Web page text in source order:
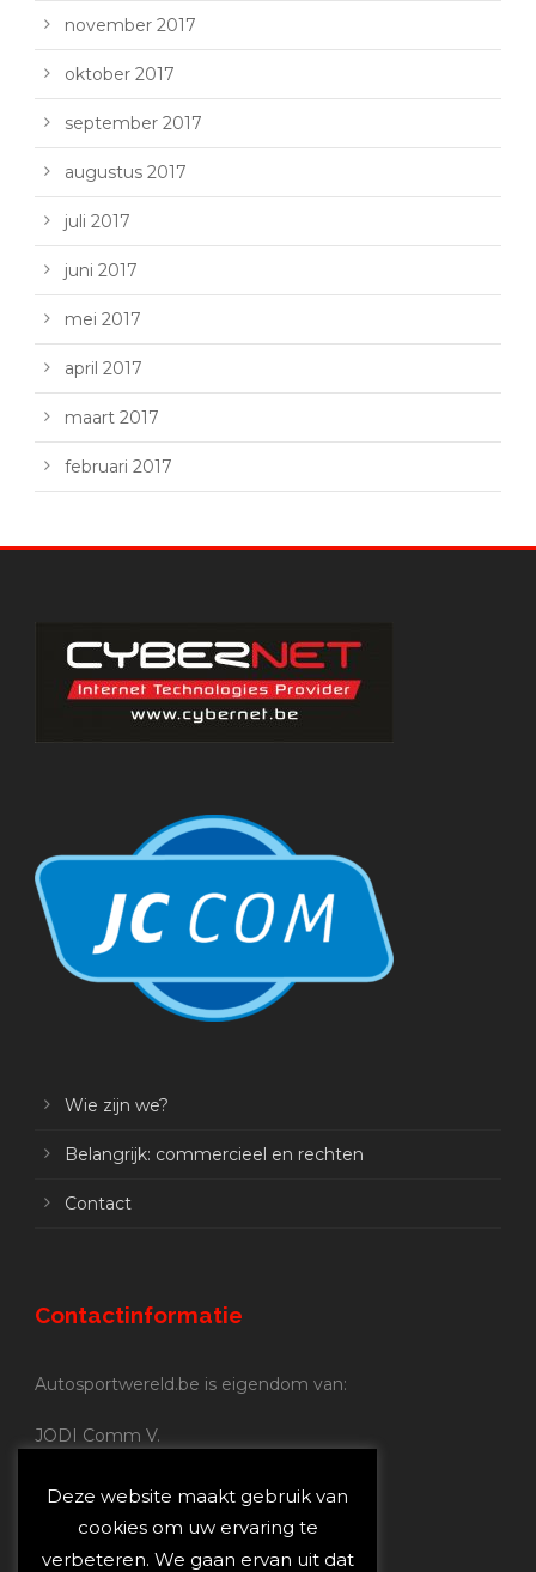
november 2017
oktober 2017
september 2017
augustus 2017
juli 2017
juni 2017
mei 2017
april 2017
maart 2017
februari 2017
Wie zijn we?
Belangrijk: commercieel en rechten
Contact
Contactinformatie
Autosportwereld.be is eigendom van:
JODI Comm V.
Nijverheidsstraat 70
2160 Wommelgem
Deze website maakt gebruik van
cookies om uw ervaring te
verbeteren. We gaan ervan uit dat